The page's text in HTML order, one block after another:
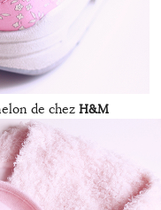
de chez H&M